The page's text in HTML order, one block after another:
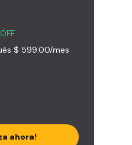
$ 599.00/mes
ahora!